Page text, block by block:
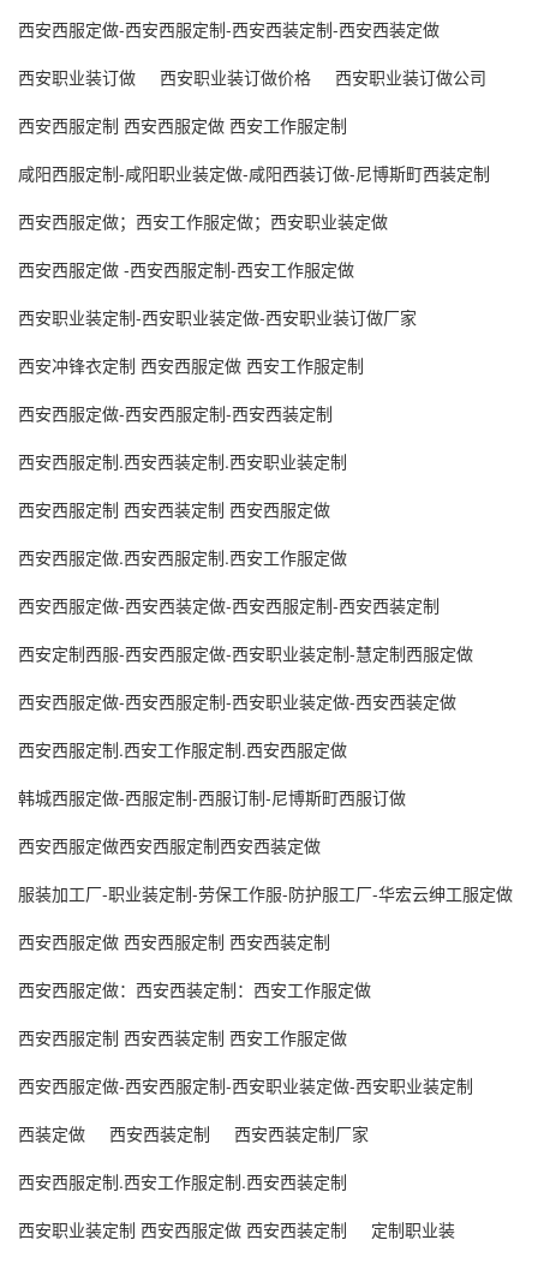
西安西服定做-西安西服定制-西安西装定制-西安西装定做
西安职业装订做
西安职业装订做价格
西安职业装订做公司
西安西服定制 西安西服定做 西安工作服定制
咸阳西服定制-咸阳职业装定做-咸阳西装订做-尼博斯町西装定制
西安西服定做；西安工作服定做；西安职业装定做
西安西服定做 -西安西服定制-西安工作服定做
西安职业装定制-西安职业装定做-西安职业装订做厂家
西安冲锋衣定制 西安西服定做 西安工作服定制
西安西服定做-西安西服定制-西安西装定制
西安西服定制.西安西装定制.西安职业装定制
西安西服定制 西安西装定制 西安西服定做
西安西服定做.西安西服定制.西安工作服定做
西安西服定做-西安西装定做-西安西服定制-西安西装定制
西安定制西服-西安西服定做-西安职业装定制-慧定制西服定做
西安西服定做-西安西服定制-西安职业装定做-西安西装定做
西安西服定制.西安工作服定制.西安西服定做
韩城西服定做-西服定制-西服订制-尼博斯町西服订做
西安西服定做西安西服定制西安西装定做
服装加工厂-职业装定制-劳保工作服-防护服工厂-华宏云绅工服定做
西安西服定做 西安西服定制 西安西装定制
西安西服定做：西安西装定制：西安工作服定做
西安西服定制 西安西装定制 西安工作服定做
西安西服定做-西安西服定制-西安职业装定做-西安职业装定制
西装定做
西安西装定制
西安西装定制厂家
西安西服定制.西安工作服定制.西安西装定制
西安职业装定制 西安西服定做 西安西装定制
定制职业装